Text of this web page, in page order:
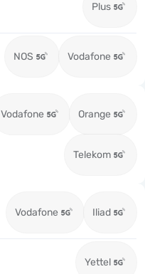
Plus
NOS Vodafone
Vodafone Orange
Telekom
Vodafone Iliad
Yettel